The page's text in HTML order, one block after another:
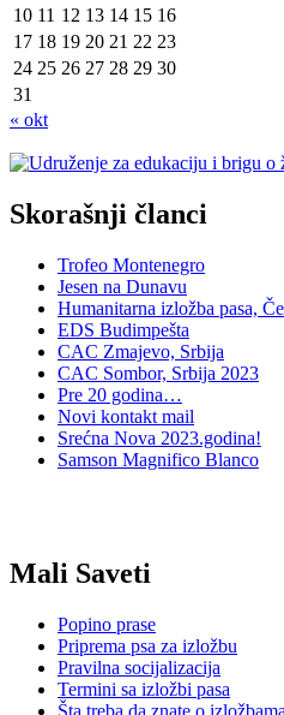
10 11 12 13 14 15 16
17 18 19 20 21 22 23
24 25 26 27 28 29 30
31
« okt
Skorašnji članci
Trofeo Montenegro
Jesen na Dunavu
Humanitarna izložba pasa,
EDS Budimpešta
CAC Zmajevo, Srbija
CAC Sombor, Srbija 2023
Pre 20 godina…
Novi kontakt mail
Srećna Nova 2023.godina!
Samson Magnifico Blanco
Mali Saveti
Popino prase
Priprema psa za izložbu
Pravilna socijalizacija
Termini sa izložbi pasa
Šta treba da znate o